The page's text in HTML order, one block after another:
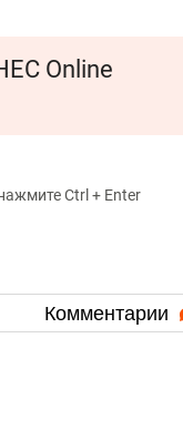
Online
Ctrl + Enter
Комментарии